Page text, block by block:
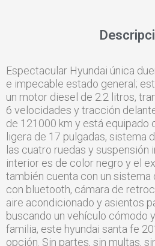
Espectacular Hyundai única
e impecable estado general;
un motor diesel de 2.2 litros,
6 velocidades y tracción
de 121000 km y está equipado
ligera de 17 pulgadas, sistema
las cuatro ruedas y suspensión
interior es de color negro y el
también cuenta con un sistema
con bluetooth, cámara de
aire acondicionado y asientos
buscando un vehículo cómodo
familia, este hyundai santa fe
opción. Sin partes, sin multas,